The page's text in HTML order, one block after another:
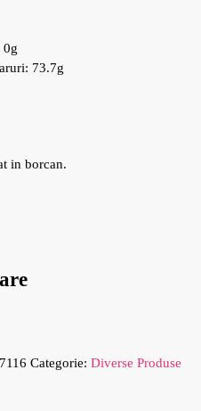
0g
73.7g
in borcan.
Categorie: Diverse Produse